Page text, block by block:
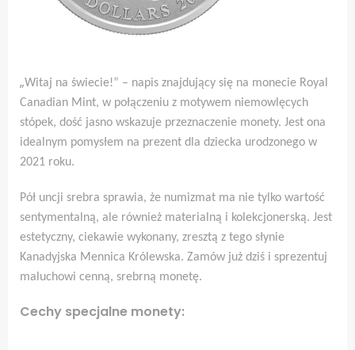
„Witaj na świecie!” – napis znajdujący się na monecie Royal
Canadian Mint, w połączeniu z motywem niemowlęcych
stópek, dość jasno wskazuje przeznaczenie monety. Jest ona
idealnym pomysłem na prezent dla dziecka urodzonego w
2021 roku.
Pół uncji srebra sprawia, że numizmat ma nie tylko wartość
sentymentalną, ale również materialną i kolekcjonerską. Jest
estetyczny, ciekawie wykonany, zresztą z tego słynie
Kanadyjska Mennica Królewska. Zamów już dziś i sprezentuj
maluchowi cenną, srebrną monetę.
Cechy specjalne monety: